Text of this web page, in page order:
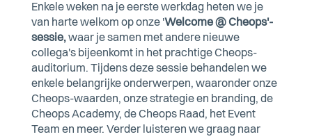
Enkele weken na je eerste werkdag heten we je
van harte welkom op onze 'Welcome @ Cheops'-
sessie,waar je samen met andere nieuwe
collega's bijeenkomt in het prachtige Cheops-
auditorium. Tijdens deze sessie behandelen we
enkele belangrijke onderwerpen, waaronder onze
Cheops-waarden, onze strategie en branding, de
Cheops Academy, de Cheops Raad, het Event
Team en meer. Verder luisteren we graag naar